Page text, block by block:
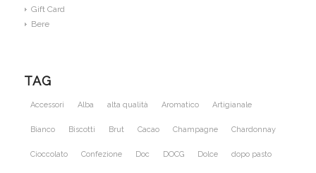
Gift Card
Bere
TAG
Accessori Alba alta qualità Aromatico Artigianale
Bianco Biscotti Brut Cacao Champagne Chardonnay
Cioccolato Confezione Doc DOCG Dolce dopo pasto